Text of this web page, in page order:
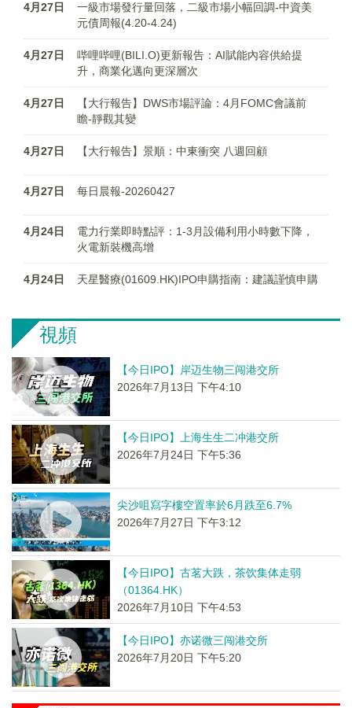
4月27日
一級市場發行量回落，二級市場小幅回調-中資美
元債周報(4.20-4.24)
4月27日
哔哩哔哩(BILI.O)更新報告：AI賦能內容供給提
升，商業化邁向更深層次
4月27日
【大行報告】DWS市場評論：4月FOMC會議前
瞻-靜觀其變
4月27日 【大行報告】景順：中東衝突 八週回顧
4月27日 每日晨報-20260427
4月24日
電力行業即時點評：1-3月設備利用小時數下降，
火電新裝機高增
4月24日 天星醫療(01609.HK)IPO申購指南：建議謹慎申購
視頻
【今日IPO】岸迈生物三闯港交所
2026年7月13日 下午4:10
【今日IPO】上海生生二冲港交所
2026年7月24日 下午5:36
尖沙咀寫字樓空置率於6月跌至6.7%
2026年7月27日 下午3:12
【今日IPO】古茗大跌，茶饮集体走弱
（01364.HK）
2026年7月10日 下午4:53
【今日IPO】亦诺微三闯港交所
2026年7月20日 下午5:20